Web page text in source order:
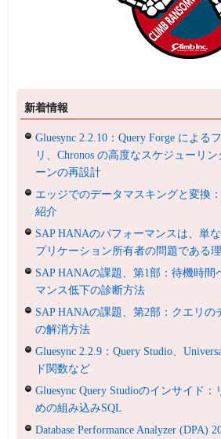
新着情報
Gluesync 2.2.10：Query Forge による
リ、Chronos の高度なスケジューリ
ーンの再設計
エッジでのデータマスキングと変換
紹介
SAP HANAのパフォーマンスは、単
プリケーション所有者の問題である
SAP HANAの課題、第1部：待機時
マンス低下の診断方法
SAP HANAの課題、第2部：クエリ
の解消方法
Gluesync 2.2.9：Query Studio、
ド関数など
Gluesync Query Studioのインサイド
めの組み込みSQL
Database Performance Analyzer (DPA)